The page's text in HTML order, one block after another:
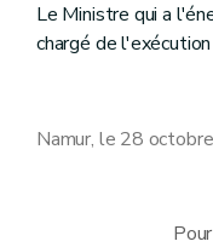
Le Ministre qui a
chargé de
Namur, le 28